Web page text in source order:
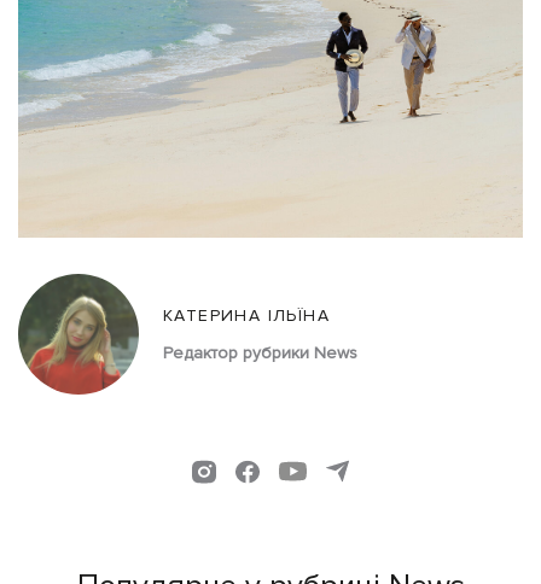
КАТЕРИНА ІЛЬЇНА
Редактор рубрики News